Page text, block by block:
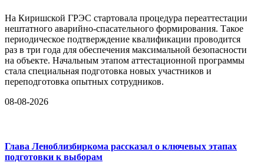
На Киришской ГРЭС стартовала процедура переаттестации
нештатного аварийно-спасательного формирования. Такое
периодическое подтверждение квалификации проводится
раз в три года для обеспечения максимальной безопасности
на объекте. Начальным этапом аттестационной программы
стала специальная подготовка новых участников и
переподготовка опытных сотрудников.
08-08-2026
Глава Леноблизбиркома рассказал о ключевых этапах
подготовки к выборам